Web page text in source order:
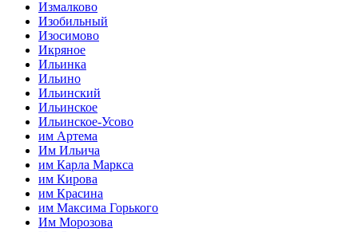
Измалково
Изобильный
Изосимово
Икряное
Ильинка
Ильино
Ильинский
Ильинское
Ильинское-Усово
им Артема
Им Ильича
им Карла Маркса
им Кирова
им Красина
им Максима Горького
Им Морозова